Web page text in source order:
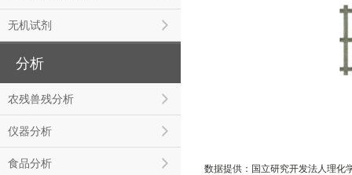
无机试剂
分析
农残兽残分析
仪器分析
食品分析
数据提供：国立研究开发法人理化